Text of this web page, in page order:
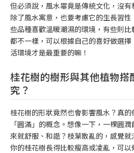
但必須說，風水畢竟是傳統文化，沒有
除了風水寓意，也要考慮它的生長習
些品種喜歡溫暖潮濕的環境，有些則
都不一樣，可以根據自己的喜好做選
活環境才是最重要的嘛！
桂花樹的樹形與其他植物搭
究？
桂花樹的形狀竟然也會影響風水？真
「圓滿」的概念。想像一下，一棵圓
來就舒服、和諧？枝葉散亂的，感覺
你的桂花樹長得比較瘦高或凌亂，可